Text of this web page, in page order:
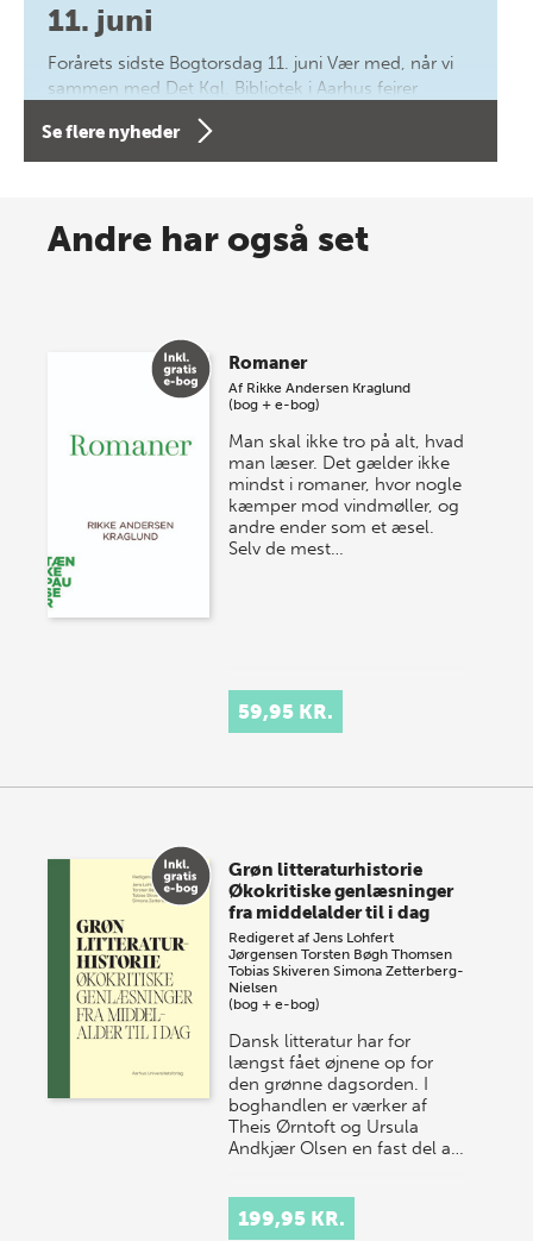
11. juni
Forårets sidste Bogtorsdag 11. juni Vær med, når vi
sammen med Det Kgl. Bibliotek i Aarhus fejrer
forfatterne bag vores nyes…
Spar op til 70% til sommer-
store sommer-lagersalg, så sæt kryds i kalenderen
onsdag den 10. j…
Se flere nyheder
Andre har også set
Romaner
Af Rikke Andersen Kraglund
(bog + e-bog)
Man skal ikke tro på alt, hvad
man læser. Det gælder ikke
mindst i romaner, hvor nogle
kæmper mod vindmøller, og
andre ender som et æsel.
Selv de mest…
59,95 KR.
Grøn litteraturhistorie
Økokritiske genlæsninger
fra middelalder til i dag
Redigeret afJens Lohfert
Jørgensen Torsten Bøgh Thomsen
Tobias Skiveren Simona Zetterberg-
Nielsen
(bog + e-bog)
Dansk litteratur har for
længst fået øjnene op for
den grønne dagsorden. I
boghandlen er værker af
Theis Ørntoft og Ursula
Andkjær Olsen en fast del a…
199,95 KR.